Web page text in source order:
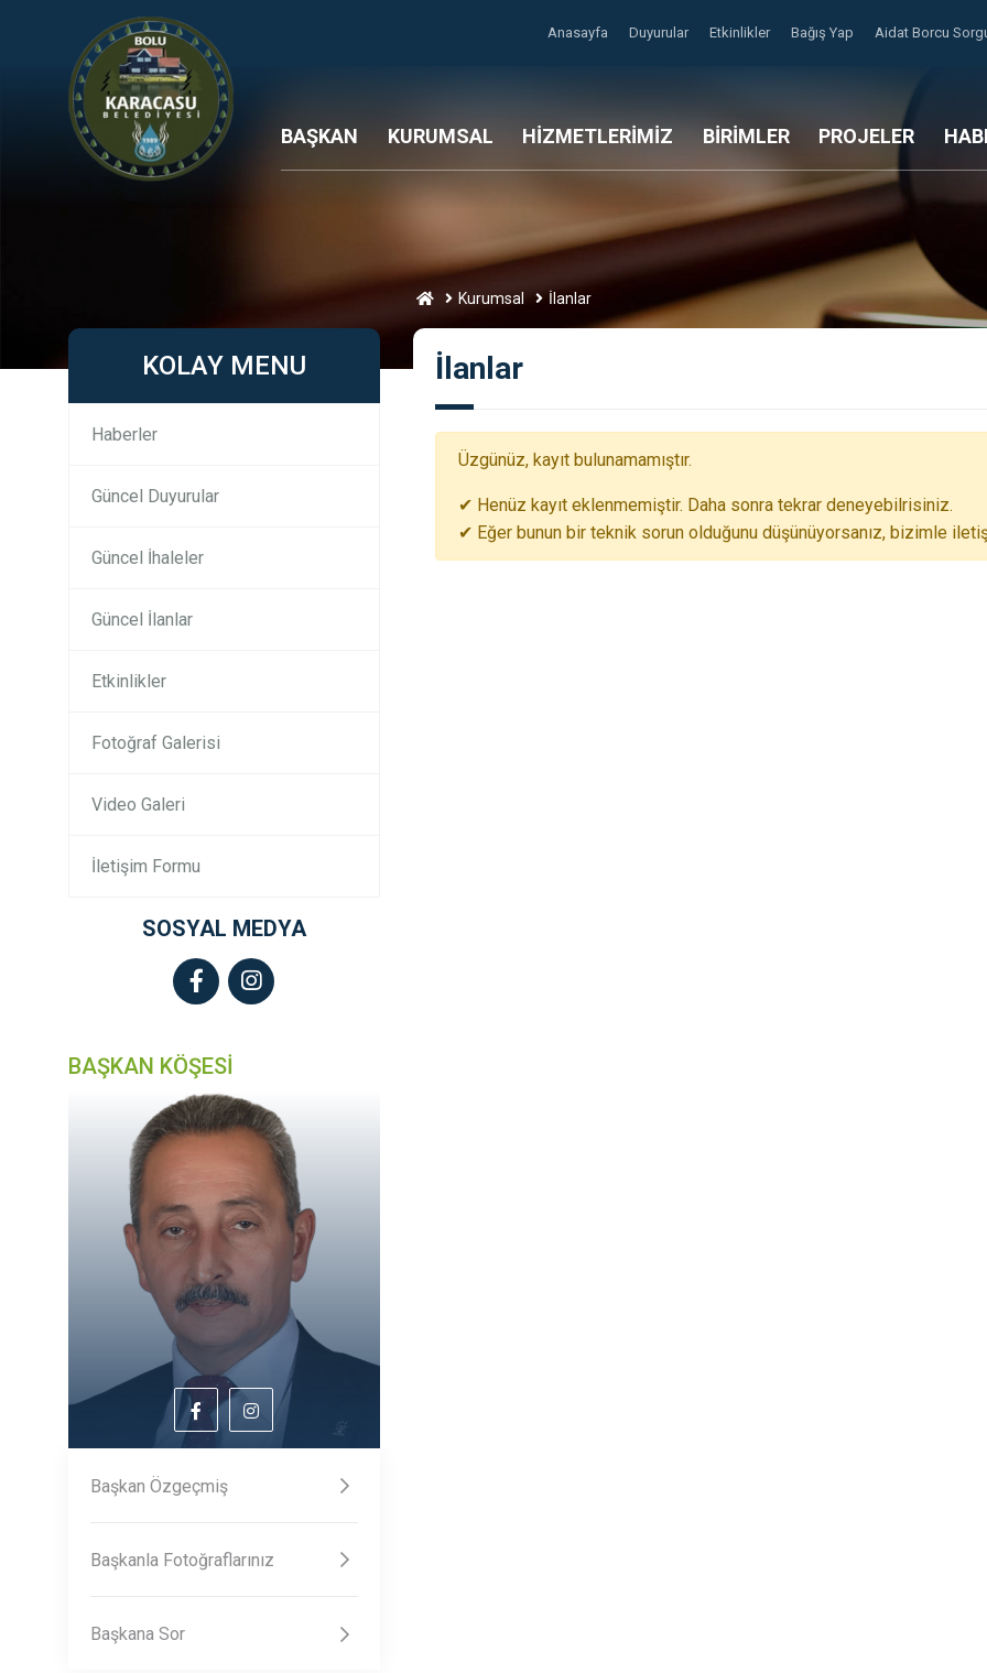
Anasayfa Duyurular Etkinlikler Bağış Yap Aidat Borcu
BAŞKAN KURUMSAL HİZMETLERİMİZ BİRİMLER PROJELER
Kurumsal İlanlar
KOLAY MENU
Haberler
Güncel Duyurular
Güncel İhaleler
Güncel İlanlar
Etkinlikler
Fotoğraf Galerisi
Video Galeri
İletişim Formu
SOSYAL MEDYA
BAŞKAN KÖŞESİ
Başkan Özgeçmiş
Başkanla Fotoğraflarınız
Başkana Sor
İlanlar
Üzgünüz, kayıt bulunamamıştır.
✔ Henüz kayıt eklenmemiştir. Daha sonra tekrar deneyebilrisiniz.
✔ Eğer bunun bir teknik sorun olduğunu düşünüyorsanız, bizimle